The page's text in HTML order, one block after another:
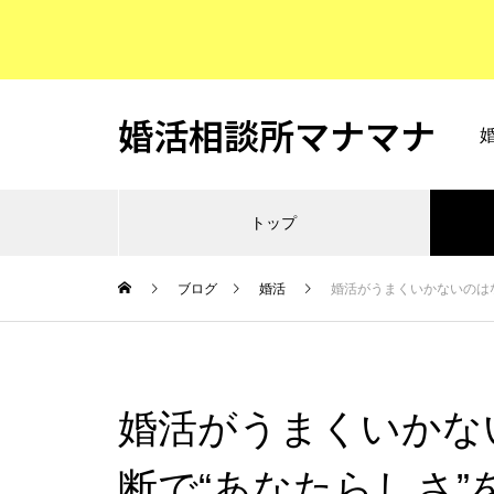
婚活相談所マナマナ
トップ
ブログ 婚活 婚活がうまくいかないのは
婚活がうまくいか